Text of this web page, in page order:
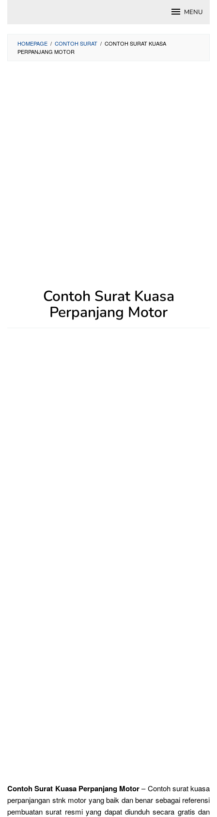
MENU
HOMEPAGE / CONTOH SURAT / CONTOH SURAT KUASA
PERPANJANG MOTOR
Contoh Surat Kuasa
Perpanjang Motor
Contoh Surat Kuasa Perpanjang Motor– Contoh surat kuasa
perpanjangan stnk motor yang baik dan benar sebagai referensi
pembuatan surat resmi yang dapat diunduh secara gratis dan